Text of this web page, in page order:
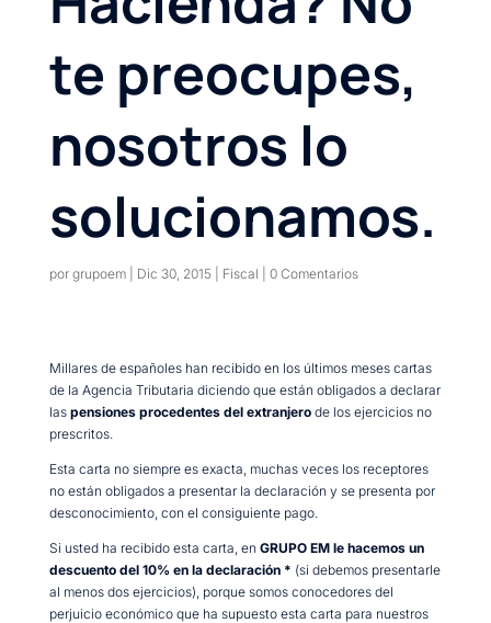
te preocupes,
nosotros lo
solucionamos.
por grupoem| Dic 30, 2015 Fiscal 0 Comentarios
Millares de españoles han recibido en los últimos meses cartas
de la Agencia Tributaria diciendo que están obligados a declarar
las pensiones procedentes del extranjerode los ejercicios no
prescritos.
Esta carta no siempre es exacta, muchas veces los receptores
no están obligados a presentar la declaración y se presenta por
desconocimiento, con el consiguiente pago.
Si usted ha recibido esta carta, en GRUPO EM le hacemos un
descuento del 10% en la declaración * (si debemos presentarle
al menos dos ejercicios), porque somos conocedores del
perjuicio económico que ha supuesto esta carta para nuestros